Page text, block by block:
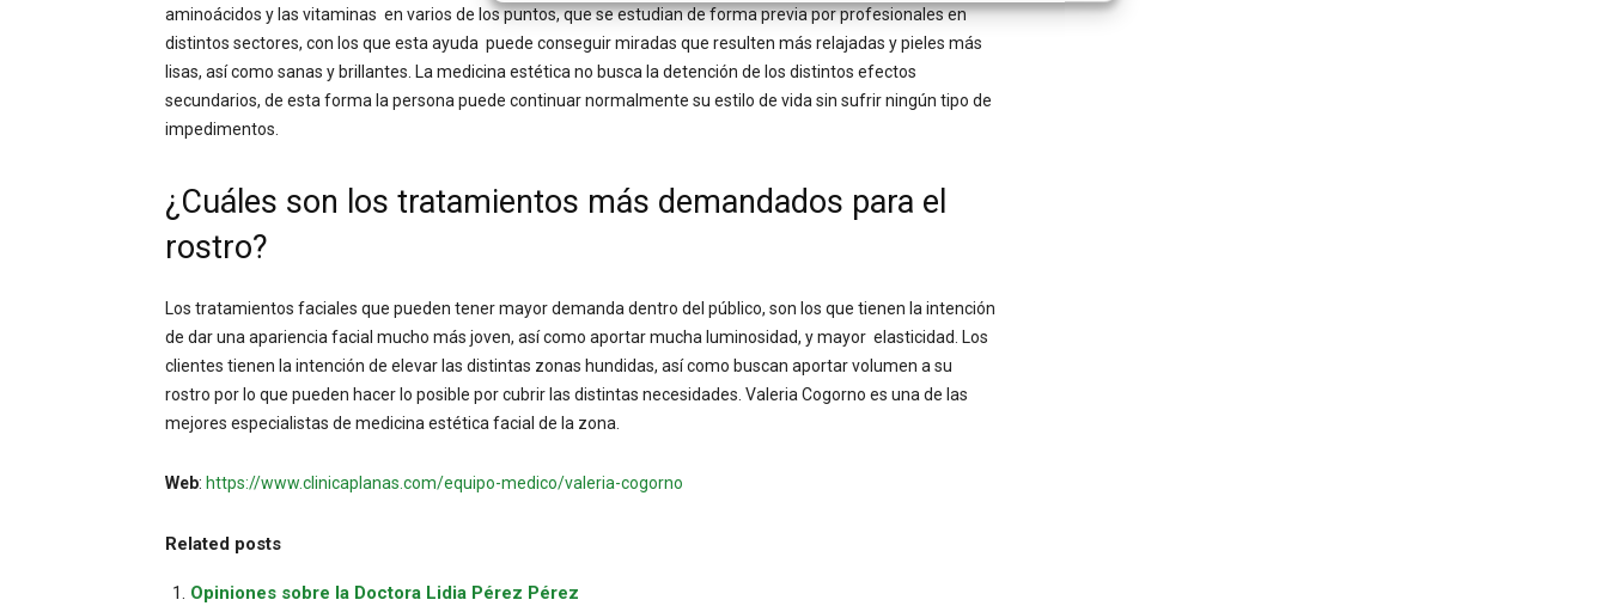
aminoácidos y las vitaminas en varios de los puntos, que se estudian de forma previa por profesionales en
distintos sectores, con los que esta ayuda puede conseguir miradas que resulten más relajadas y pieles más
lisas, así como sanas y brillantes. La medicina estética no busca la detención de los distintos efectos
secundarios, de esta forma la persona puede continuar normalmente su estilo de vida sin sufrir ningún tipo de
impedimentos.
¿Cuáles son los tratamientos más demandados para el
rostro?
Los tratamientos faciales que pueden tener mayor demanda dentro del público, son los que tienen la intención
de dar una apariencia facial mucho más joven, así como aportar mucha luminosidad, y mayor elasticidad. Los
clientes tienen la intención de elevar las distintas zonas hundidas, así como buscan aportar volumen a su
rostro por lo que pueden hacer lo posible por cubrir las distintas necesidades. Valeria Cogorno es una de las
mejores especialistas de medicina estética facial de la zona.
Web: https://www.clinicaplanas.com/equipo-medico/valeria-cogorno
Related posts
Opiniones sobre la Doctora Lidia Pérez Pérez